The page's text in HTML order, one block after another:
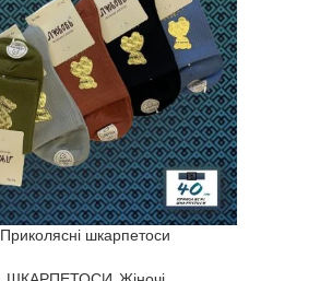
Приколясні шкарпетоси